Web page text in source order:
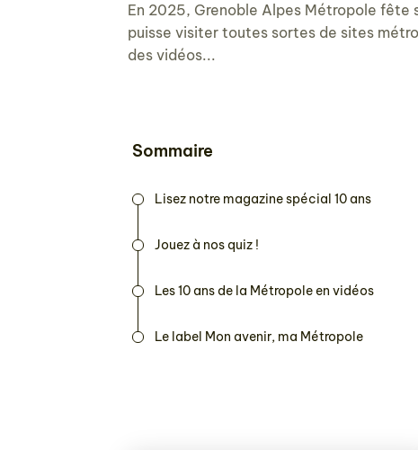
En 2025, Grenoble Alpes Métropole fête
puisse visiter toutes sortes de sites
des vidéos...
Sommaire
Lisez notre magazine spécial 10 ans
Jouez à nos quiz !
Les 10 ans de la Métropole en vidéos
Le label Mon avenir, ma Métropole